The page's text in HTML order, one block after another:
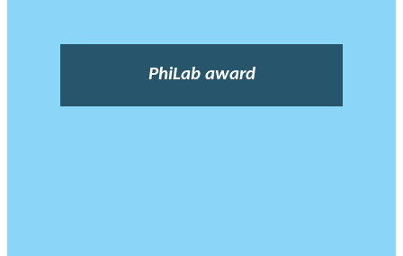
PhiLab award